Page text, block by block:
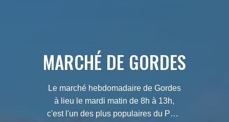
MARCHÉ DE GORDES
Le marché hebdomadaire de Gordes
à lieu le mardi matin de 8h à 13h,
c'est l'un des plus populaires du Parc